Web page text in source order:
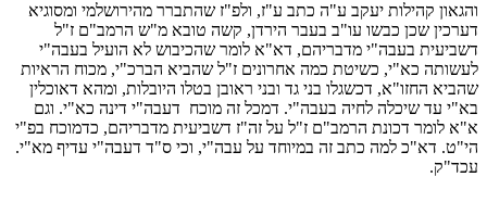
והגאון קהילות יעקב ע"ה כתב ע"ז, ולפ"ז שהתברר מהירושלמי ומסוגיא
דערכין שכן כבשו עו"ב בעבר הירדן, קשה טובא מ"ש הרמב"ם ז"ל
דשביעית בעבה"י מדבריהם, דא"א לומר שהכיבוש לא הועיל בעבה"י
לעשותה כא"י, כשיטת כמה אחרונים ז"ל שהביא הברכ"י, מכוח הראיות
שהביא החזו"א, דכשגלו בני גד ובני ראובן בטלו היובלות, ומהא דאוכלין
בא"י עד שיכלה לחיה בעבה"י. דמכל זה מוכח דעבה"י דינה כא"י. וגם
א"א לומר דכונת הרמב"ם ז"ל על זה"ז דשביעית מדבריהם, כדמוכח בפ"י
הי"ט. דא"כ למה כתב זה במיוחד על עבה"י, וכי ס"ד דעבה"י עדיף מא"י.
עכד"ק.